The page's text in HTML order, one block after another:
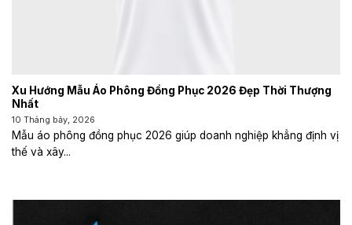
Xu Hướng Mẫu Áo Phông Đồng Phục 2026 Đẹp Thời Thượng
Nhất
10 Tháng bảy, 2026
Mẫu áo phông đồng phục 2026 giúp doanh nghiệp khẳng định vị
thế và xây...